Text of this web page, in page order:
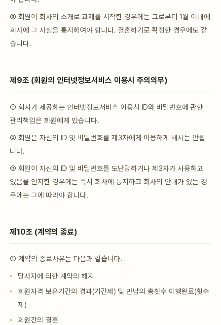
⑤ 회원이 회사의 소개로 교제를 시작한 경우에는 그로부터 1월 이내에
회사에 그 사실을 통지하여야 합니다. 결혼하기로 확정한 경우에도 같
습니다.
제9조 (회원의 인터넷정보서비스 이용시 주의의무)
① 회사가 제공하는 인터넷정보서비스 이용시 ID와 비밀번호에 관한
관리책임은 회원에게 있습니다.
② 회원은 자신의 ID 및 비밀번호를 제3자에게 이용하게 해서는 안됩
니다.
③ 회원이 자신의 ID 및 비밀번호를 도난당하거나 제3자가 사용하고
있음을 인지한 경우에는 즉시 회사에 통지하고 회사의 안내가 있는 경
우에는 그에 따라야 합니다.
제10조 (계약의 종료)
① 계약의 종료사유는 다음과 같습니다.
당사자에 의한 계약의 해지
회원자격 보유기간의 경과(기간제) 및 만남의 총횟수 이행완료(횟수
제)
회원간의 결혼